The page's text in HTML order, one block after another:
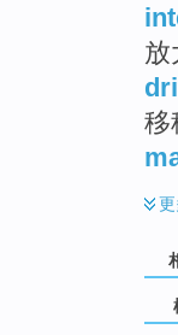
放
移